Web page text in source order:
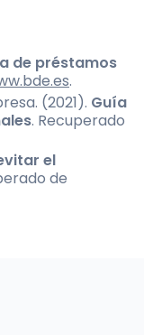
de préstamos
.
(2021). Guía
. Recuperado
el
de